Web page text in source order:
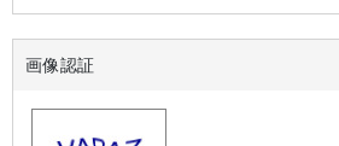
画像認証